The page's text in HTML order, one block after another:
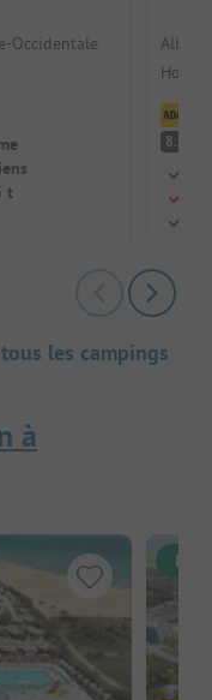
Occidentale
t
8.2
les campings
à